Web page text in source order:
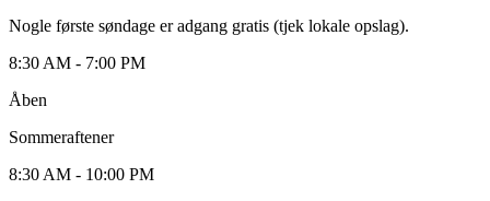
Nogle første søndage er adgang gratis (tjek lokale opslag).
8:30 AM - 7:00 PM
Åben
Sommeraftener
8:30 AM - 10:00 PM